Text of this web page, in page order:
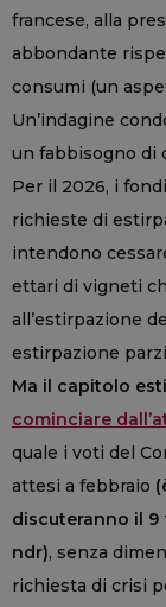
francese, alla
abbondante
consumi (un
Un’indagine
un fabbisogno di
Per il 2026, i
richieste di
intendono
ettari di vigneti
all’estirpazione
estirpazione
Ma il capitolo
cominciare
quale i voti del
attesi a febbraio
discuteranno il 9
ndr), senza
richiesta di crisi